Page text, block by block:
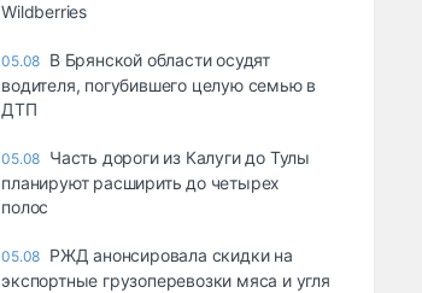
Wildberries
05.08 В Брянской области осудят
водителя, погубившего целую семью в
ДТП
05.08 Часть дороги из Калуги до Тулы
планируют расширить до четырех
полос
05.08 РЖД анонсировала скидки на
экспортные грузоперевозки мяса и угля